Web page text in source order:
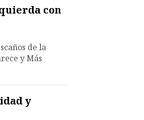
con
de la
y Más
y